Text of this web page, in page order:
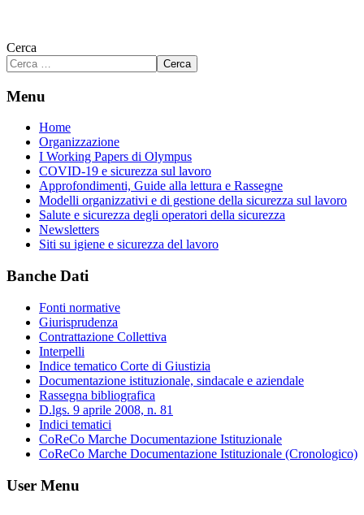
Cerca
Cerca
Menu
Home
Organizzazione
I Working Papers di Olympus
COVID-19 e sicurezza sul lavoro
Approfondimenti, Guide alla lettura e Rassegne
Modelli organizzativi e di gestione della sicurezza sul lavoro
Salute e sicurezza degli operatori della sicurezza
Newsletters
Siti su igiene e sicurezza del lavoro
Banche Dati
Fonti normative
Giurisprudenza
Contrattazione Collettiva
Interpelli
Indice tematico Corte di Giustizia
Documentazione istituzionale, sindacale e aziendale
Rassegna bibliografica
D.lgs. 9 aprile 2008, n. 81
Indici tematici
CoReCo Marche Documentazione Istituzionale
CoReCo Marche Documentazione Istituzionale (Cronologico)
User Menu